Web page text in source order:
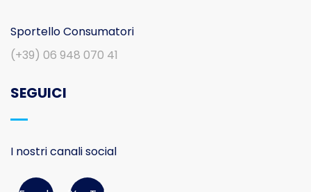
Sportello Consumatori
(+39) 06 948 070 41
SEGUICI
I nostri canali social